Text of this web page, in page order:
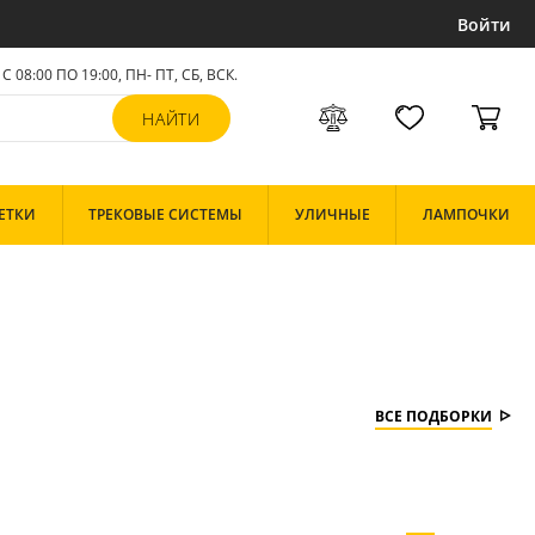
Войти
С 08:00 ПО 19:00, ПН- ПТ, СБ, ВСК.
ТРЕКОВЫЕ СИСТЕМЫ УЛИЧНЫЕ ЛАМПОЧКИ
ВСЕ ПОДБОРКИ